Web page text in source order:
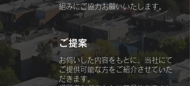
組みにご協力お願いいたします。
ご提案
お伺いした内容をもとに、当社にて
ご提供可能な方をご紹介させていた
だきます。